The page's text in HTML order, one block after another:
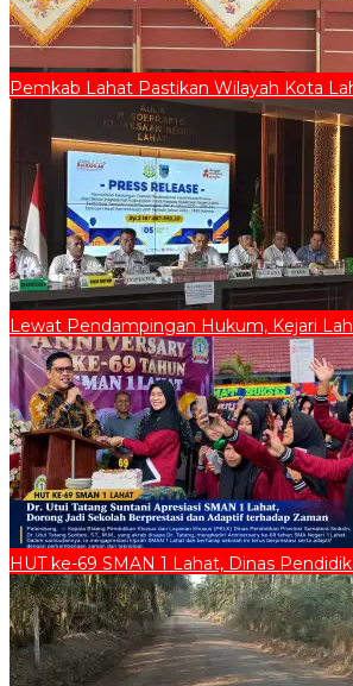
Pemkab Lahat Pastikan Wilayah Kota
Lewat Pendampingan Hukum, Kejari
HUT ke-69 SMAN 1 Lahat, Dinas